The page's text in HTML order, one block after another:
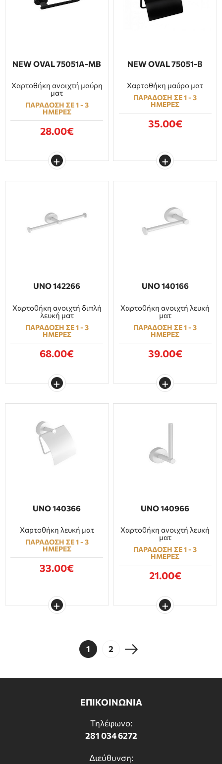
NEW OVAL 75051Α-ΜΒ
Χαρτοθήκη ανοιχτή μαύρη
ματ
ΠΑΡΑΔΟΣΗ ΣΕ 1 - 3
ΗΜΕΡΕΣ
28.00€
NEW OVAL 75051-Β
Χαρτοθήκη μαύρο ματ
ΠΑΡΑΔΟΣΗ ΣΕ 1 - 3
ΗΜΕΡΕΣ
35.00€
UNO 142266
Χαρτοθήκη ανοιχτή διπλή
λευκή ματ
ΠΑΡΑΔΟΣΗ ΣΕ 1 - 3
ΗΜΕΡΕΣ
68.00€
UNO 140166
Χαρτοθήκη ανοιχτή λευκή
ματ
ΠΑΡΑΔΟΣΗ ΣΕ 1 - 3
ΗΜΕΡΕΣ
39.00€
UNO 140366
Χαρτοθήκη λευκή ματ
ΠΑΡΑΔΟΣΗ ΣΕ 1 - 3
ΗΜΕΡΕΣ
33.00€
UNO 140966
Χαρτοθήκη ανοιχτή λευκή
ματ
ΠΑΡΑΔΟΣΗ ΣΕ 1 - 3
ΗΜΕΡΕΣ
21.00€
1 2
ΕΠΙΚΟΙΝΩΝΙΑ
Τηλέφωνο:
281 034 6272
Διεύθυνση: